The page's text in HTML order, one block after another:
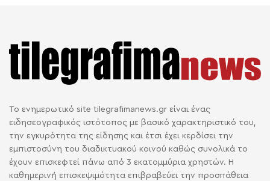
Το ενημερωτικό site tilegrafimanews.gr είναι ένας
ειδησεογραφικός ιστότοπος με βασικό χαρακτηριστικό του,
την εγκυρότητα της είδησης και έτσι έχει κερδίσει την
εμπιστοσύνη του διαδικτυακού κοινού καθώς συνολικά το
έχουν επισκεφτεί πάνω από 3 εκατομμύρια χρηστών. Η
καθημερινή επισκεψιμότητα επιβραβεύει την προσπάθεια